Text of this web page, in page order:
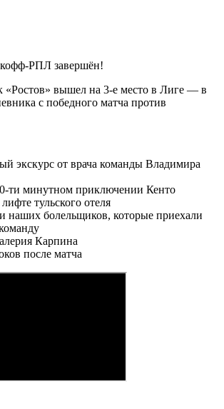
РПЛ завершён!
«Ростов» вышел на 3-е место в Лиге — в
с победного матча против
экскурс от врача команды Владимира
ти минутном приключении Кенто
тульского отеля
наших болельщиков, которые приехали
Карпина
после матча